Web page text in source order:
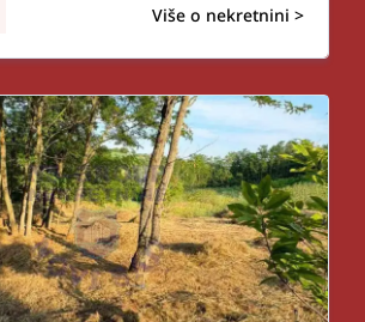
Više o nekretnini >